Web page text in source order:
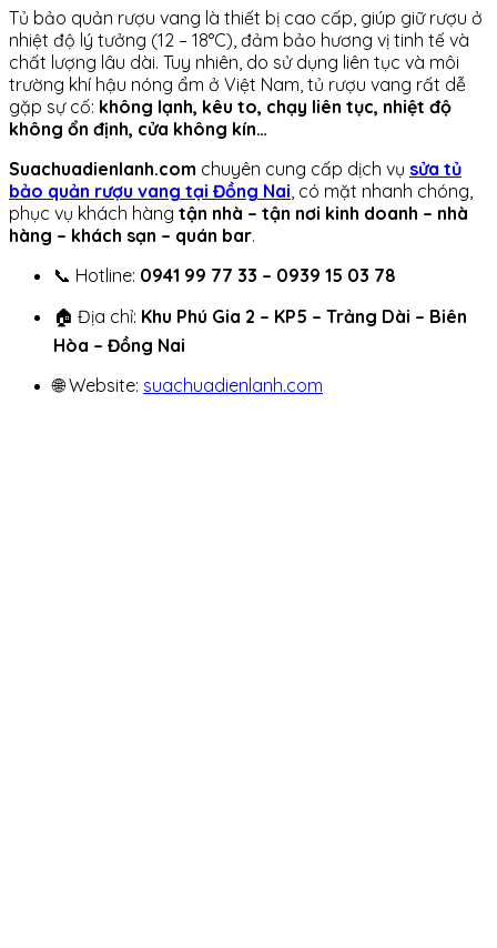
Tủ bảo quản rượu vang là thiết bị cao cấp, giúp giữ rượu ở
nhiệt độ lý tưởng (12 – 18°C), đảm bảo hương vị tinh tế và
chất lượng lâu dài. Tuy nhiên, do sử dụng liên tục và môi
trường khí hậu nóng ẩm ở Việt Nam, tủ rượu vang rất dễ
gặp sự cố: không lạnh, kêu to, chạy liên tục, nhiệt độ
không ổn định, cửa không kín…
Suachuadienlanh.com chuyên cung cấp dịch vụ sửa tủ
bảo quản rượu vang tại Đồng Nai, có mặt nhanh chóng,
phục vụ khách hàng tận nhà – tận nơi kinh doanh – nhà
hàng – khách sạn – quán bar.
📞 Hotline: 0941 99 77 33 – 0939 15 03 78
🏠 Địa chỉ: Khu Phú Gia 2 – KP5 – Trảng Dài – Biên
Hòa – Đồng Nai
🌐 Website: suachuadienlanh.com